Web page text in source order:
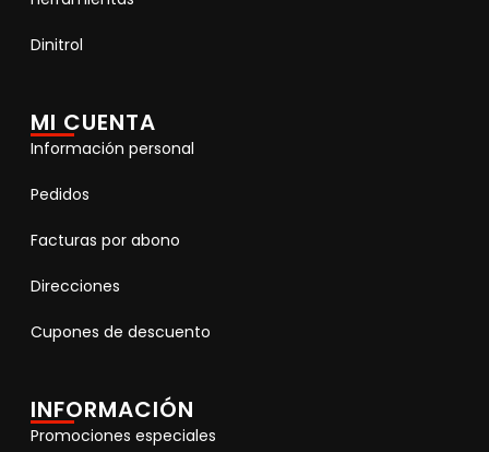
Dinitrol
MI CUENTA
Información personal
Pedidos
Facturas por abono
Direcciones
Cupones de descuento
INFORMACIÓN
Promociones especiales